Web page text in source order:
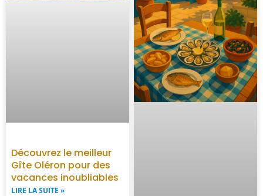
Découvrez le meilleur
Gîte Oléron pour des
vacances inoubliables
LIRE LA SUITE »